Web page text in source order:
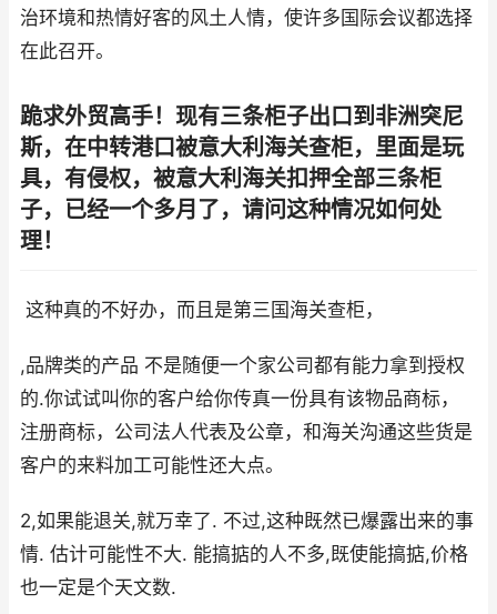
治环境和热情好客的风土人情，使许多国际会议都选择
在此召开。
跪求外贸高手！现有三条柜子出口到非洲突尼
斯，在中转港口被意大利海关查柜，里面是玩
具，有侵权，被意大利海关扣押全部三条柜
子，已经一个多月了，请问这种情况如何处
理！
这种真的不好办，而且是第三国海关查柜，
,品牌类的产品 不是随便一个家公司都有能力拿到授权
的.你试试叫你的客户给你传真一份具有该物品商标，
注册商标，公司法人代表及公章，和海关沟通这些货是
客户的来料加工可能性还大点。
2,如果能退关,就万幸了. 不过,这种既然已爆露出来的事
情. 估计可能性不大. 能搞掂的人不多,既使能搞掂,价格
也一定是个天文数.